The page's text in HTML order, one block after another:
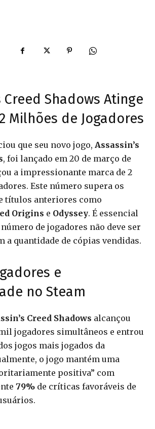
Creed Shadows Atinge
Milhões de Jogadores
que seu novo jogo, Assassin’s
, foi lançado em 20 de março de
a impressionante marca de 2
Este número supera os
títulos anteriores como
Origins e Odyssey. É essencial
de jogadores não deve ser
a quantidade de cópias vendidas.
e
no Steam
Creed Shadows alcançou
jogadores simultâneos e entrou
jogos mais jogados da
o jogo mantém uma
positiva” com
79% de críticas favoráveis de